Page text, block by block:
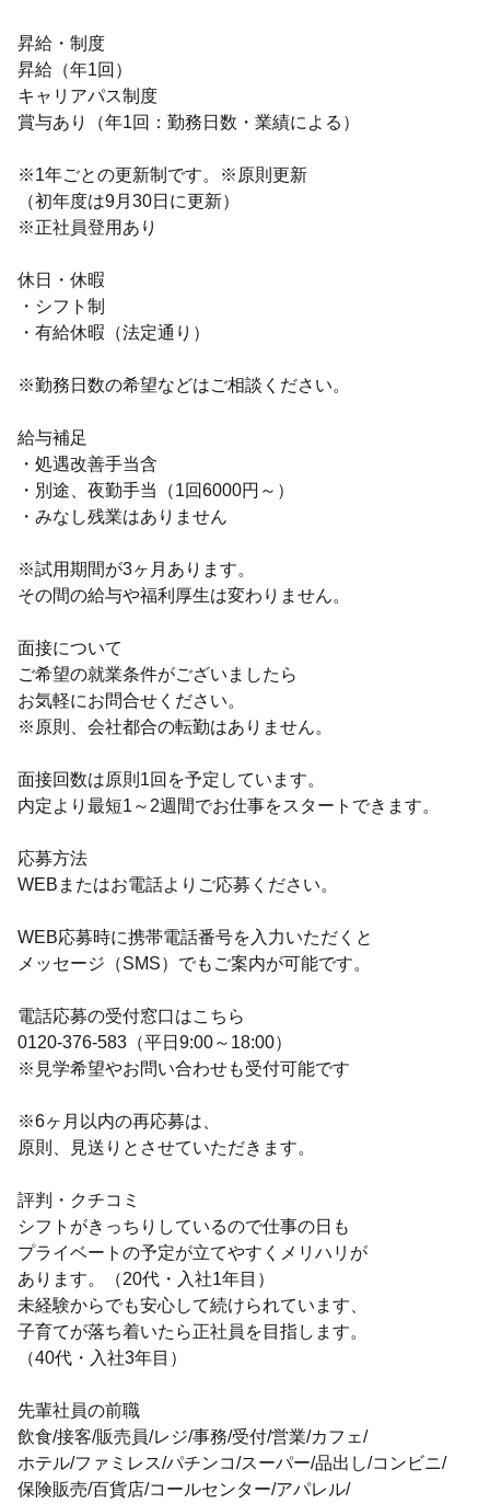
昇給・制度
昇給（年1回）
キャリアパス制度
賞与あり（年1回：勤務日数・業績による）
※1年ごとの更新制です。※原則更新
（初年度は9月30日に更新）
※正社員登用あり
休日・休暇
・シフト制
・有給休暇（法定通り）
※勤務日数の希望などはご相談ください。
給与補足
・処遇改善手当含
・別途、夜勤手当（1回6000円～）
・みなし残業はありません
※試用期間が3ヶ月あります。
その間の給与や福利厚生は変わりません。
面接について
ご希望の就業条件がございましたら
お気軽にお問合せください。
※原則、会社都合の転勤はありません。
面接回数は原則1回を予定しています。
内定より最短1～2週間でお仕事をスタートできます。
応募方法
WEBまたはお電話よりご応募ください。
WEB応募時に携帯電話番号を入力いただくと
メッセージ（SMS）でもご案内が可能です。
電話応募の受付窓口はこちら
0120-376-583（平日9:00～18:00）
※見学希望やお問い合わせも受付可能です
※6ヶ月以内の再応募は、
原則、見送りとさせていただきます。
評判・クチコミ
シフトがきっちりしているので仕事の日も
プライベートの予定が立てやすくメリハリが
あります。（20代・入社1年目）
未経験からでも安心して続けられています、
子育てが落ち着いたら正社員を目指します。
（40代・入社3年目）
先輩社員の前職
飲食/接客/販売員/レジ/事務/受付/営業/カフェ/
ホテル/ファミレス/パチンコ/スーパー/品出し/コンビニ/
保険販売/百貨店/コールセンター/アパレル/